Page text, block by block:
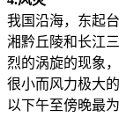
我国沿海，东起
湘黔丘陵和长江
烈的涡旋的现象
很小而风力极大
以下午至傍晚最